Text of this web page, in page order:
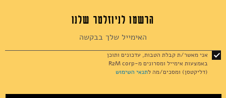
הרשמו לניוזלטר שלנו
for
Our
Newsletter:
אני מאשר/ת קבלת הטבות, עדכונים ותוכן
באמצעות אימייל ומסרונים מ-R2M corp
(דליקטסן) ומסכים/מה לתנאי השימוש